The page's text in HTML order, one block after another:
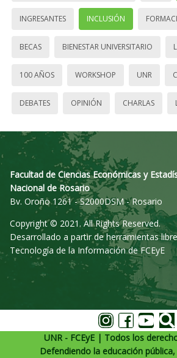
INGRESANTES INCLUSIÓN
BECAS BIENESTAR UNIVERSITARIO
100 AÑOS WORKSHOP UNR
DEBATES OPINIÓN CHARLAS
Facultad de Ciencias Económicas y
Nacional de Rosario
Bv. Oroño 1261 - S2000DSM - Rosario
Copyright © 2021. All Rights Reserved.
Desarrollado a partir de herramientas
Tecnología de la Información de FCEyE
UNR - FCEyE | Todos los
Defendiendo la educación